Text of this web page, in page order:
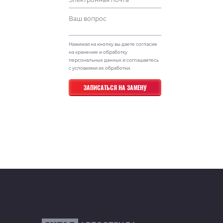
Нажимая на кнопку вы даете согласие
на хранение и обработку
персональных данных и соглашаетесь
с условиями их обработки.